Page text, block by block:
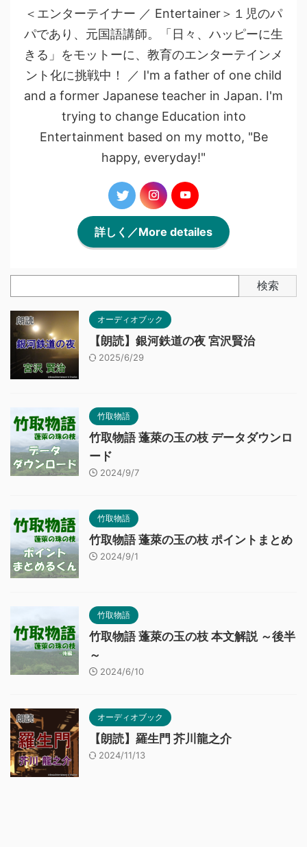
＜エンターテイナー ／ Entertainer＞１児のパ
パであり、元国語講師。「日々、ハッピーに生
きる」をモットーに、教育のエンターテインメ
ント化に挑戦中！ ／ I'm a father of one child
and a former Japanese teacher in Japan. I'm
trying to change Education into
Entertainment based on my motto, "Be
happy, everyday!"
詳しく／More detailes
検索
オーディオブック
【朗読】銀河鉄道の夜 宮沢賢治
2025/6/29
竹取物語
竹取物語 蓬萊の玉の枝 データダウンロ
ード
2024/9/7
竹取物語
竹取物語 蓬萊の玉の枝 ポイントまとめ
2024/9/1
竹取物語
竹取物語 蓬萊の玉の枝 本文解説 ～後半
～
2024/6/10
オーディオブック
【朗読】羅生門 芥川龍之介
2024/11/13